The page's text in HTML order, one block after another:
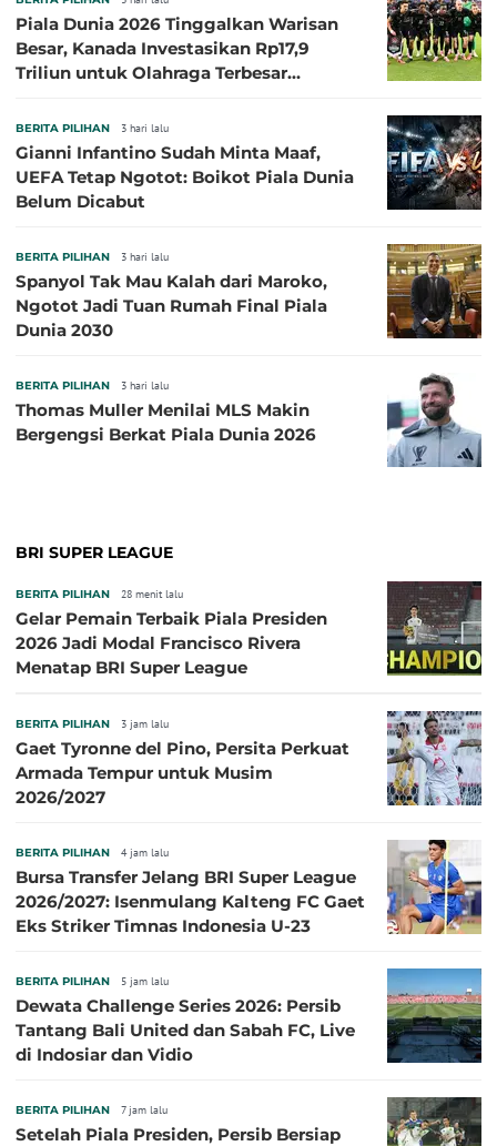
Piala Dunia 2026 Tinggalkan Warisan
Besar, Kanada Investasikan Rp17,9
Triliun untuk Olahraga Terbesar
BERITA PILIHAN 3 hari lalu
Gianni Infantino Sudah Minta Maaf,
UEFA Tetap Ngotot: Boikot Piala Dunia
Belum Dicabut
BERITA PILIHAN 3 hari lalu
Spanyol Tak Mau Kalah dari Maroko,
Ngotot Jadi Tuan Rumah Final Piala
Dunia 2030
BERITA PILIHAN 3 hari lalu
Thomas Muller Menilai MLS Makin
Bergengsi Berkat Piala Dunia 2026
BRI SUPER LEAGUE
BERITA PILIHAN 28 menit lalu
Gelar Pemain Terbaik Piala Presiden
2026 Jadi Modal Francisco Rivera
Menatap BRI Super League
BERITA PILIHAN 3 jam lalu
Gaet Tyronne del Pino, Persita Perkuat
Armada Tempur untuk Musim
2026/2027
BERITA PILIHAN 4 jam lalu
Bursa Transfer Jelang BRI Super League
2026/2027: Isenmulang Kalteng FC Gaet
Eks Striker Timnas Indonesia U-23
BERITA PILIHAN 5 jam lalu
Dewata Challenge Series 2026: Persib
Tantang Bali United dan Sabah FC, Live
di Indosiar dan Vidio
BERITA PILIHAN 7 jam lalu
Setelah Piala Presiden, Persib Bersiap